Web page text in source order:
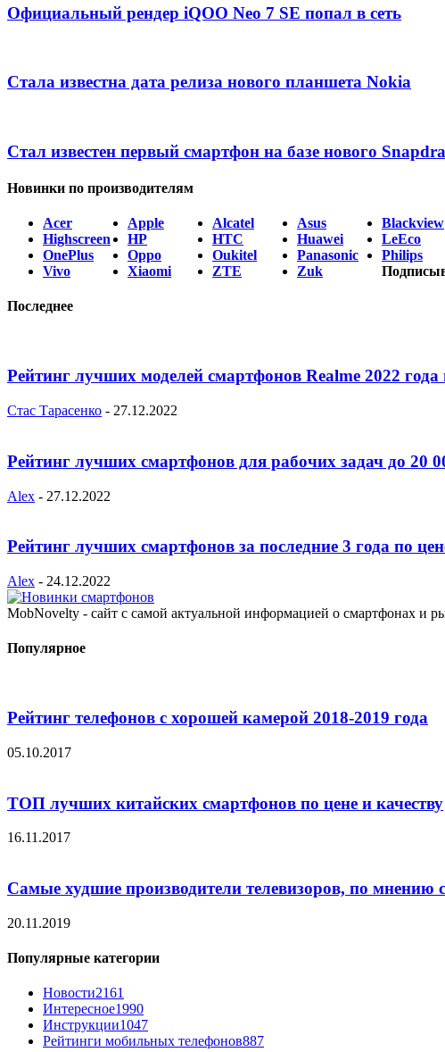
Официальный рендер iQOO Neo 7 SE попал в сеть
Стала известна дата релиза нового планшета Nokia
Стал известен первый смартфон на базе нового
Новинки по производителям
Acer Apple Alcatel Asus Blackview
Highscreen
HP HTC Huawei LeEco
OnePlus
Oppo Oukitel Panasonic Philips
Vivo
Xiaomi ZTE Zuk
Последнее
Рейтинг лучших моделей смартфонов Realme 2022
Стас Тарасенко - 27.12.2022
Рейтинг лучших смартфонов для рабочих задач до 20
Alex - 27.12.2022
Рейтинг лучших смартфонов за последние 3 года по
Alex - 24.12.2022
MobNovelty - сайт с самой актуальной информацией о смартфонах
Популярное
Рейтинг телефонов с хорошей камерой 2018-2019 года
05.10.2017
ТОП лучших китайских смартфонов по цене и качеству
16.11.2017
Самые худшие производители телевизоров, по мнению
20.11.2019
Популярные категории
Новости2161
Интересное1990
Инструкции1047
Рейтинги мобильных телефонов887